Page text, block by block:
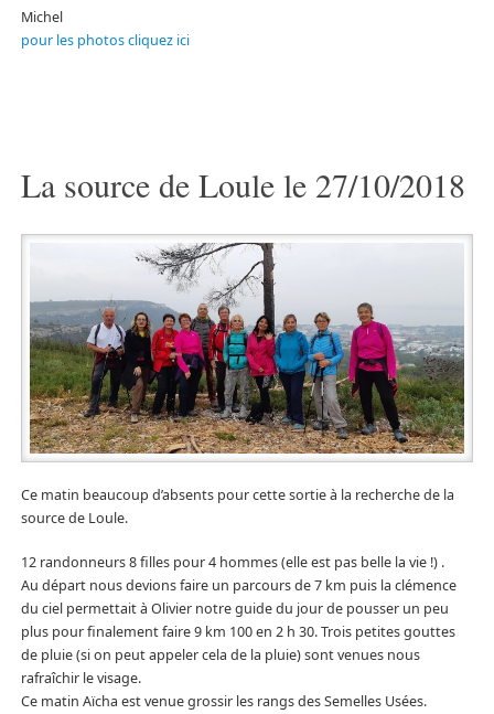
Michel
pour les photos cliquez ici
La source de Loule le 27/10/2018
Ce matin beaucoup d’absents pour cette sortie à la recherche de la
source de Loule.
12 randonneurs 8 filles pour 4 hommes (elle est pas belle la vie !) .
Au départ nous devions faire un parcours de 7 km puis la clémence
du ciel permettait à Olivier notre guide du jour de pousser un peu
plus pour finalement faire 9 km 100 en 2 h 30. Trois petites gouttes
de pluie (si on peut appeler cela de la pluie) sont venues nous
rafraîchir le visage.
Ce matin Aïcha est venue grossir les rangs des Semelles Usées.